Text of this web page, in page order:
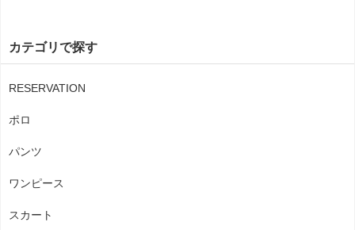
カテゴリで探す
RESERVATION
ポロ
パンツ
ワンピース
スカート